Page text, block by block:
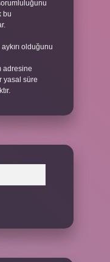
bu
olduğunu
adresine
yasal süre